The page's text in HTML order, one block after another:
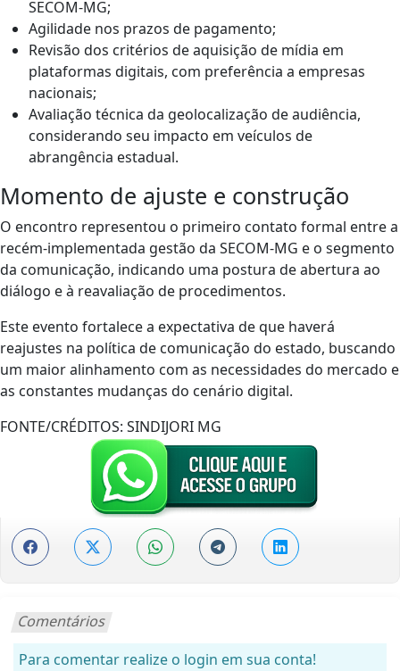
SECOM-MG;
Agilidade nos prazos de pagamento;
Revisão dos critérios de aquisição de mídia em
plataformas digitais, com preferência a empresas
nacionais;
Avaliação técnica da geolocalização de audiência,
considerando seu impacto em veículos de
abrangência estadual.
Momento de ajuste e construção
O encontro representou o primeiro contato formal entre a
recém-implementada gestão da SECOM-MG e o segmento
da comunicação, indicando uma postura de abertura ao
diálogo e à reavaliação de procedimentos.
Este evento fortalece a expectativa de que haverá
reajustes na política de comunicação do estado, buscando
um maior alinhamento com as necessidades do mercado e
as constantes mudanças do cenário digital.
FONTE/CRÉDITOS: SINDIJORI MG
Comentários
Para comentar realize o login em sua conta!